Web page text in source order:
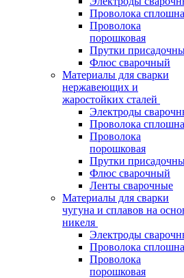
Проволока
Проволока
порошковая
Прутки
Флюс сварочный
Материалы для сварки
нержавеющих и
жаростойких сталей
Электроды
Проволока
Проволока
порошковая
Прутки
Флюс сварочный
Ленты сварочные
Материалы для сварки
чугуна и сплавов на
никеля
Электроды
Проволока
Проволока
порошковая